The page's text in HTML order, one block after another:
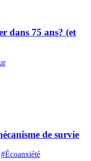
dans 75 ans? (et
de survie
#Écoanxiété